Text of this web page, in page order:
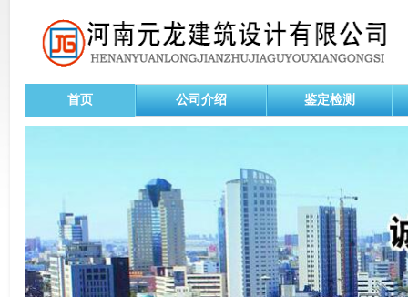
首页 公司介绍 鉴定检测